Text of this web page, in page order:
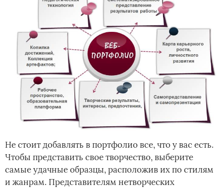
Не стоит добавлять в портфолио все, что у вас есть.
Чтобы представить свое творчество, выберите
самые удачные образцы, расположив их по стилям
и жанрам. Представителям нетворческих